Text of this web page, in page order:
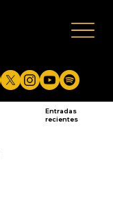
Entradas
recientes